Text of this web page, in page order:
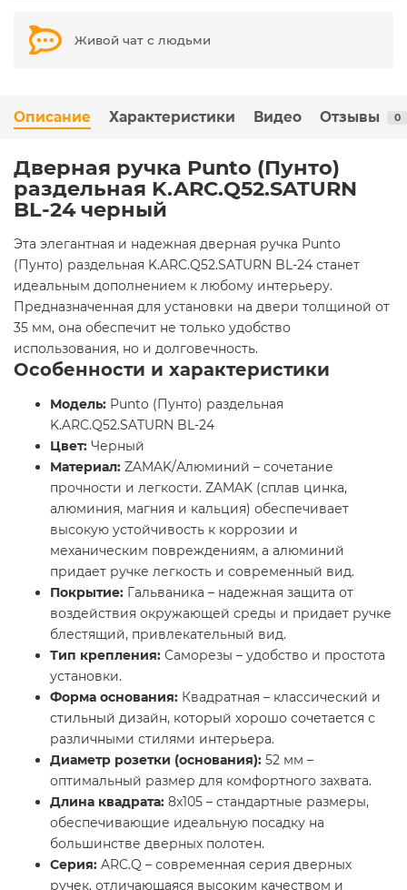
Живой чат с людьми
Описание Характеристики Видео Отзывы 0
Дверная ручка Punto (Пунто)
раздельная K.ARC.Q52.SATURN
BL-24 черный
Эта элегантная и надежная дверная ручка Punto
(Пунто) раздельная K.ARC.Q52.SATURN BL-24 станет
идеальным дополнением к любому интерьеру.
Предназначенная для установки на двери толщиной от
35 мм, она обеспечит не только удобство
использования, но и долговечность.
Особенности и характеристики
Модель: Punto (Пунто) раздельная
K.ARC.Q52.SATURN BL-24
Цвет: Черный
Материал: ZAMAK/Алюминий – сочетание
прочности и легкости. ZAMAK (сплав цинка,
алюминия, магния и кальция) обеспечивает
высокую устойчивость к коррозии и
механическим повреждениям, а алюминий
придает ручке легкость и современный вид.
Покрытие: Гальваника – надежная защита от
воздействия окружающей среды и придает ручке
блестящий, привлекательный вид.
Тип крепления: Саморезы – удобство и простота
установки.
Форма основания: Квадратная – классический и
стильный дизайн, который хорошо сочетается с
различными стилями интерьера.
Диаметр розетки (основания): 52 мм –
оптимальный размер для комфортного захвата.
Длина квадрата: 8x105 – стандартные размеры,
обеспечивающие идеальную посадку на
большинстве дверных полотен.
Серия: ARC.Q – современная серия дверных
ручек, отличающаяся высоким качеством и